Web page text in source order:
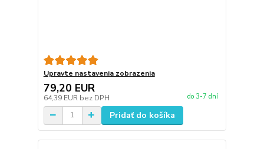
Upravte nastavenia zobrazenia
79,20 EUR
64,39 EUR bez DPH do 3-7 dní
Pridať do košíka